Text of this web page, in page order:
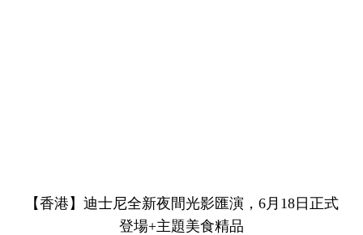
【香港】迪士尼全新夜間光影匯演，6月18日正式
登場+主題美食精品